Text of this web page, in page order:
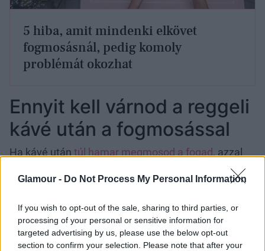
Glamour - Do Not Process My Personal Information
If you wish to opt-out of the sale, sharing to third parties, or
processing of your personal or sensitive information for
targeted advertising by us, please use the below opt-out
section to confirm your selection. Please note that after your
5 hiba, amit mindenki elkövet
fogmosásnál, pedig komoly
problémát okozhat
Ennyit kell várnod a reggeli
kávé után a fogmosással
Ha kávé utántúl hamar megmosod a fogad, azzal
akár több kárt is okozhatsz, mint hasznot. Ennek
oka, hogy a kávé savas, így fél óráig is eltarthat, míg
kávéután nem vársz legalább 30 percet, fogmosás
közben bedörzsölheted a savat a fogad pórusaiba,
ami fogszuvasodáshoz vezethet.